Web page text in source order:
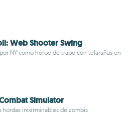
Web Shooter Swing
NY como héroe de trapo con telarañas en
Simulator
hordas interminables de zombis